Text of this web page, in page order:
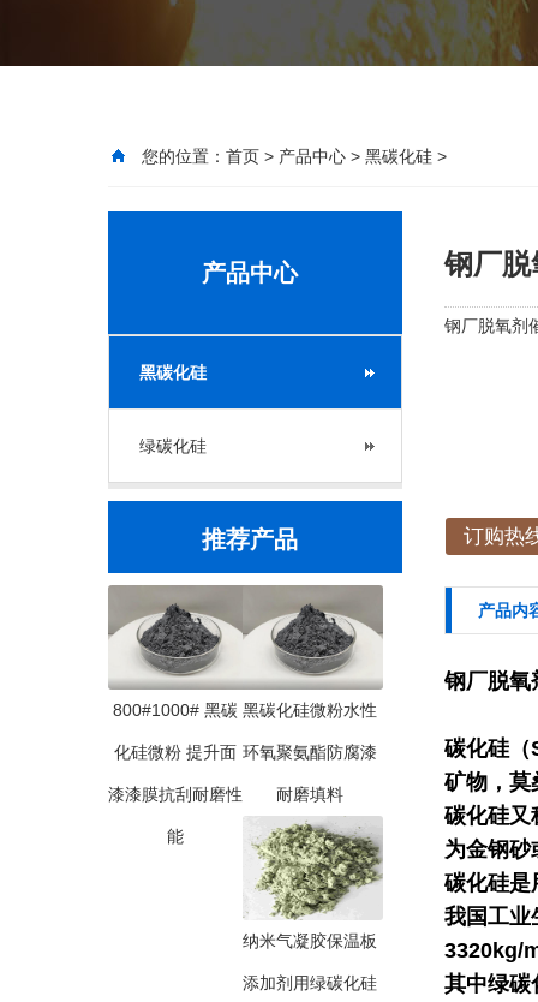
您的位置： 首页 > 产品中心 > 黑碳化硅 >
产品中心
黑碳化硅
绿碳化硅
推荐产品
800#1000# 黑碳
化硅微粉 提升面
漆漆膜抗刮耐磨性
能
黑碳化硅微粉水性
环氧聚氨酯防腐漆
耐磨填料
纳米气凝胶保温板
添加剂用绿碳化硅
钢厂
钢厂脱氧剂
订购热
产品内
钢厂脱氧
碳化硅（
矿物，莫
碳化硅又
为金钢砂
碳化硅是
我国工业
3320kg/
其中绿碳